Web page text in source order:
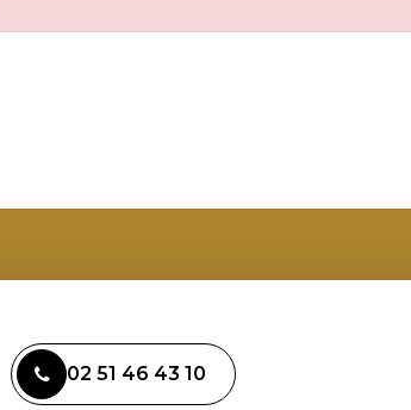
02 51 46 43 10